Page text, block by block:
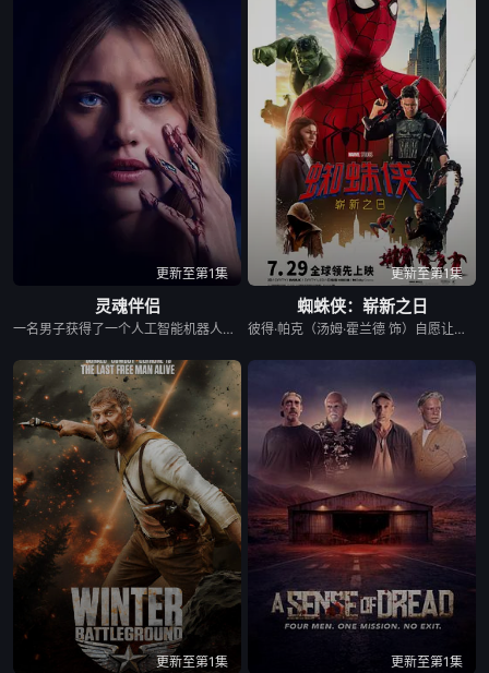
更新至第1集
灵魂伴侣
一名男子获得了一个人工智能机器人，以应对刚刚去世的妻子的去世。 为了创造一个真正有知觉的伴侣，他无意中把一个无害的爱情机器人变成了一个致命的灵魂伴侣。
更新至第1集
蜘蛛侠：崭新之日
彼得·帕克（汤姆·霍兰德 饰）自愿让全世界遗忘自己，转眼已是四年。失去挚友、挚爱与亲人的陪伴，他独自重返街头，以全职蜘蛛侠的身份坚守使命，守护整座城市。 然而，日益沉重的责任与无尽压力，意外引发了一场骇人的身体异变，直接威胁到蜘蛛侠的生命，迫使他向“绿巨人”班纳博士寻求帮助。与此同时，多方邪恶势力趁虚而入，纽约再度陷入危机。面对前所未有的强敌，蜘蛛侠能否绝境破局，完成破茧重生？
更新至第1集 更新至第1集